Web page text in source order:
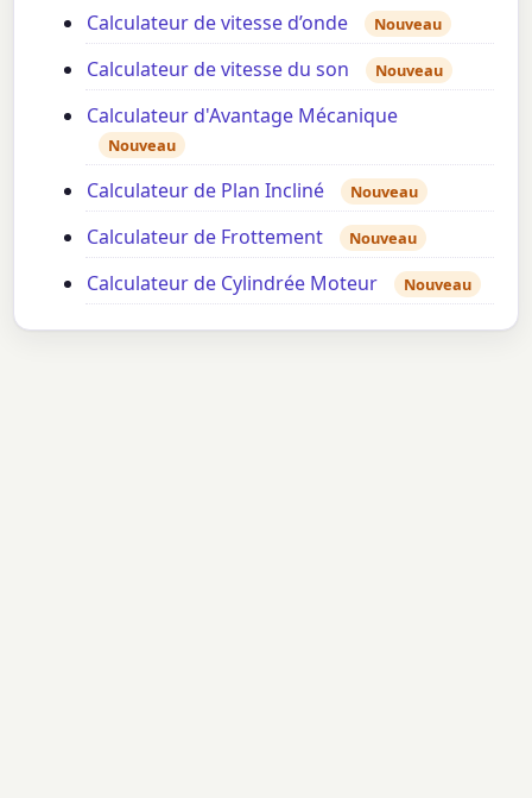
Calculateur de vitesse d’onde Nouveau
Calculateur de vitesse du son Nouveau
Calculateur d'Avantage Mécanique
Nouveau
Calculateur de Plan Incliné Nouveau
Calculateur de Frottement Nouveau
Calculateur de Cylindrée Moteur Nouveau